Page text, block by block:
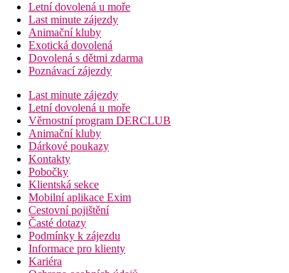
Letní dovolená u moře
Last minute zájezdy
Animační kluby
Exotická dovolená
Dovolená s dětmi zdarma
Poznávací zájezdy
Last minute zájezdy
Letní dovolená u moře
Věrnostní program DERCLUB
Animační kluby
Dárkové poukazy
Kontakty
Pobočky
Klientská sekce
Mobilní aplikace Exim
Cestovní pojištění
Časté dotazy
Podmínky k zájezdu
Informace pro klienty
Kariéra